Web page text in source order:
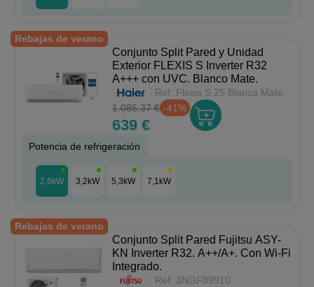
Rebajas de verano
Conjunto Split Pared y Unidad
Exterior FLEXIS S Inverter R32
A+++ con UVC. Blanco Mate.
Ref: Flexis S 25 Blanca Mate
1.085,37 € -41%
639 €
Potencia de refrigeración
2,6kW 3,2kW 5,3kW 7,1kW
Rebajas de verano
Conjunto Split Pared Fujitsu ASY-
KN Inverter R32. A++/A+. Con Wi-Fi
Integrado.
Ref: 3NGF89910